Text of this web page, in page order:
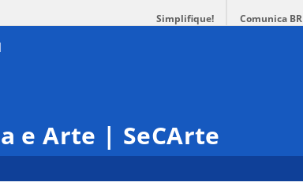
Simplifique! Comunica BR
e Arte | SeCArte